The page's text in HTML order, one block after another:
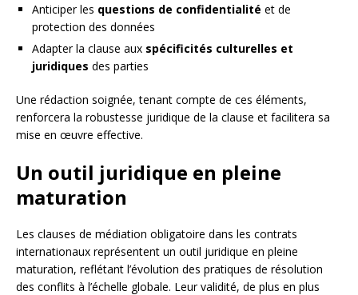
Anticiper les questions de confidentialité et de
protection des données
Adapter la clause aux spécificités culturelles et
juridiques des parties
Une rédaction soignée, tenant compte de ces éléments,
renforcera la robustesse juridique de la clause et facilitera sa
mise en œuvre effective.
Un outil juridique en pleine
maturation
Les clauses de médiation obligatoire dans les contrats
internationaux représentent un outil juridique en pleine
maturation, reflétant l’évolution des pratiques de résolution
des conflits à l’échelle globale. Leur validité, de plus en plus